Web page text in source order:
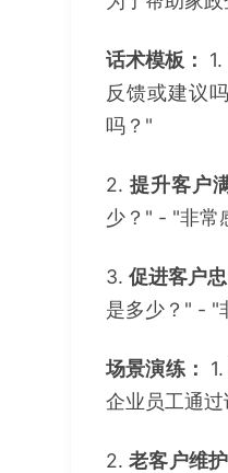
话术模板： 1.
反馈或建议
吗？"
2. 提升客户
少？" - "非常
3. 促进客户忠
是多少？" - "
场景演练： 1.
企业员工通
2. 老客户维